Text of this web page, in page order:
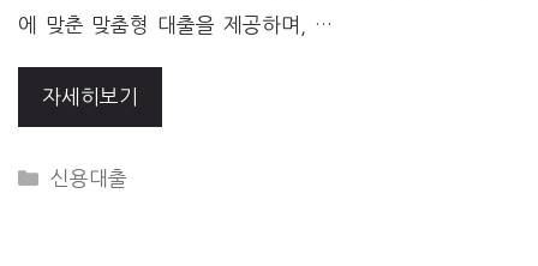
에 맞춘 맞춤형 대출을 제공하며, …
자세히보기
CATEGORIES
신용대출